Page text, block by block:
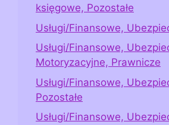
księgowe, Pozostałe
Usługi/Finansowe,
Usługi/Finansowe,
Motoryzacyjne, Prawnicze
Usługi/Finansowe,
Pozostałe
Usługi/Finansowe,